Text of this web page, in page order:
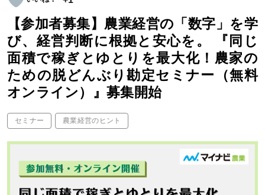
【参加者募集】農業経営の「数字」を学
び、経営判断に根拠と安心を。 『同じ
面積で稼ぎとゆとりを最大化！農家の
ための脱どんぶり勘定セミナー（無料
オンライン）』募集開始
セミナー 農業経営のヒント